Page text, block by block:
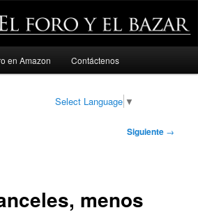
en Amazon Contáctenos
Select Language ▼
Siguiente →
menos